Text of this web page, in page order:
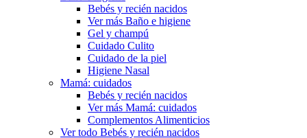
Bebés y recién nacidos
Ver más Baño e higiene
Gel y champú
Cuidado Culito
Cuidado de la piel
Higiene Nasal
Mamá: cuidados
Bebés y recién nacidos
Ver más Mamá: cuidados
Complementos Alimenticios
Ver todo Bebés y recién nacidos